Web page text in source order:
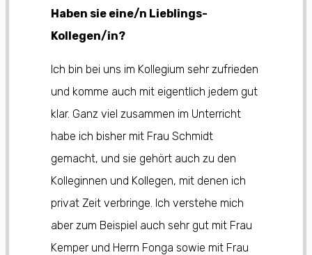
Haben sie eine/n Lieblings-
Kollegen/in?
Ich bin bei uns im Kollegium sehr zufrieden
und komme auch mit eigentlich jedem gut
klar. Ganz viel zusammen im Unterricht
habe ich bisher mit Frau Schmidt
gemacht, und sie gehört auch zu den
Kolleginnen und Kollegen, mit denen ich
privat Zeit verbringe. Ich verstehe mich
aber zum Beispiel auch sehr gut mit Frau
Kemper und Herrn Fonga sowie mit Frau